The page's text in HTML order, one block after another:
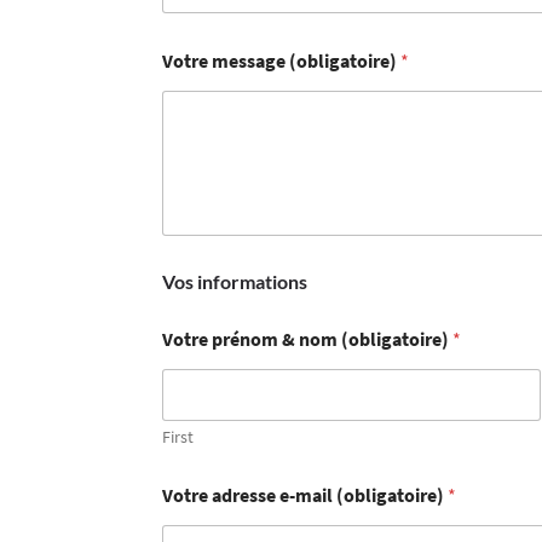
Votre message (obligatoire) *
Vos informations
Votre prénom & nom (obligatoire) *
First
Votre adresse e-mail (obligatoire) *